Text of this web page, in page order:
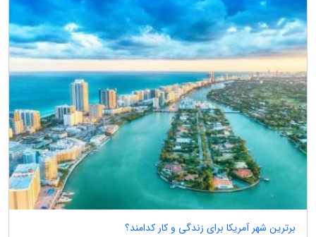
برترین شهر آمریکا برای زندگی و کار کدامند؟